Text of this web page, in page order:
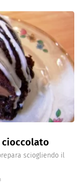
cioccolato
sciogliendo il